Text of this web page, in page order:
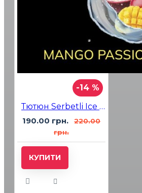
-14 %
Тютюн Serbetli Ice Passion Fruit Mango (Манго Маракуя Лід) 100 гр
190.00 грн.
220.00
грн.
КУПИТИ